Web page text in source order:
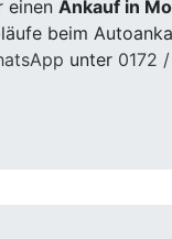
einen Ankauf in
beim
unter 0172